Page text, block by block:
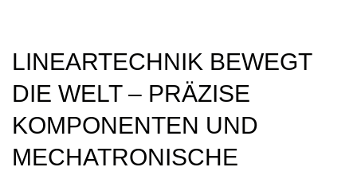
LINEARTECHNIK BEWEGT
DIE WELT – PRÄZISE
KOMPONENTEN UND
MECHATRONISCHE